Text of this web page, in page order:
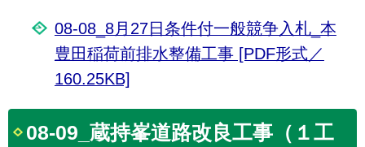
08-08_8月27日条件付一般競争入札_本
豊田稲荷前排水整備工事 [PDF形式／
160.25KB]
08-09_蔵持峯道路改良工事（１工